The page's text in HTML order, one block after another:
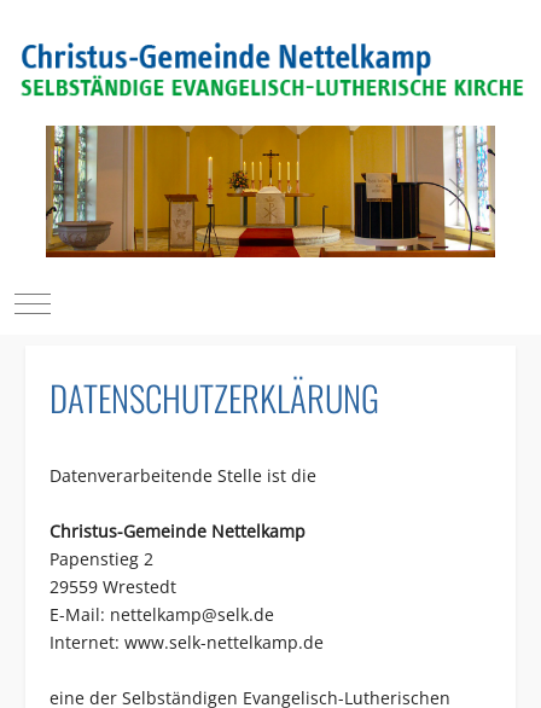
Mobile Menu Toggle
DATENSCHUTZERKLÄRUNG
Datenverarbeitende Stelle ist die
Christus-Gemeinde Nettelkamp
Papenstieg 2
29559 Wrestedt
E-Mail: nettelkamp@selk.de
Internet: www.selk-nettelkamp.de
eine der Selbständigen Evangelisch-Lutherischen